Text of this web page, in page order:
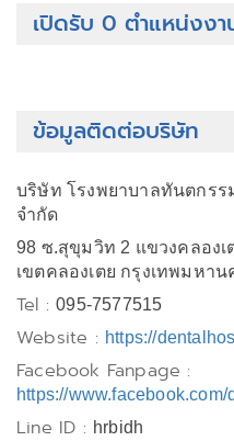
เปิดรับ 0 ตำแหน่งงา
ข้อมูลติดต่อบริษัท
บริษัท โรงพยาบาลทันตกรร
จำกัด
98 ซ.สุขุมวิท 2 แขวงคลองเ
เขตคลองเตย กรุงเทพมหาน
Tel :095-7577515
Website : https://
Facebook Fanpage :
https://
Line ID : hrbidh